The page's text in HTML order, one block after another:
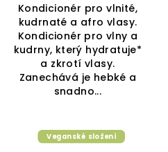
Kondicionér pro vlnité,
kudrnaté a afro vlasy.
Kondicionér pro vlny a
kudrny, který hydratuje*
a zkrotí vlasy.
Zanechává je hebké a
snadno...
Veganské složení